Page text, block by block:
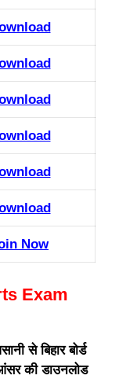
Now
Exam
से बिहार बोर्ड
आंसर की डाउनलोड